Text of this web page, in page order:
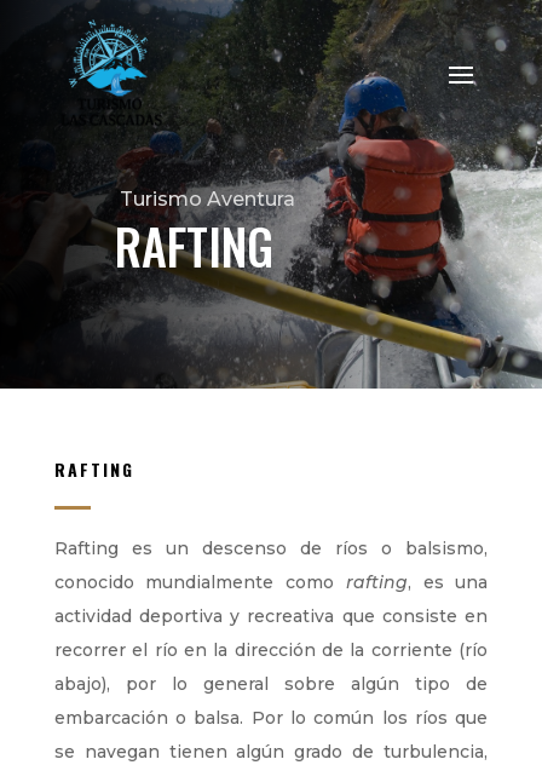
Turismo Aventura
RAFTING
RAFTING
Rafting es un descenso de ríos o balsismo,
conocido mundialmente como rafting, es una
actividad deportiva y recreativa que consiste en
recorrer el río en la dirección de la corriente (río
abajo), por lo general sobre algún tipo de
embarcación o balsa. Por lo común los ríos que
se navegan tienen algún grado de turbulencia,